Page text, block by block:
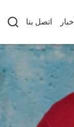
أخبار اتصل بنا